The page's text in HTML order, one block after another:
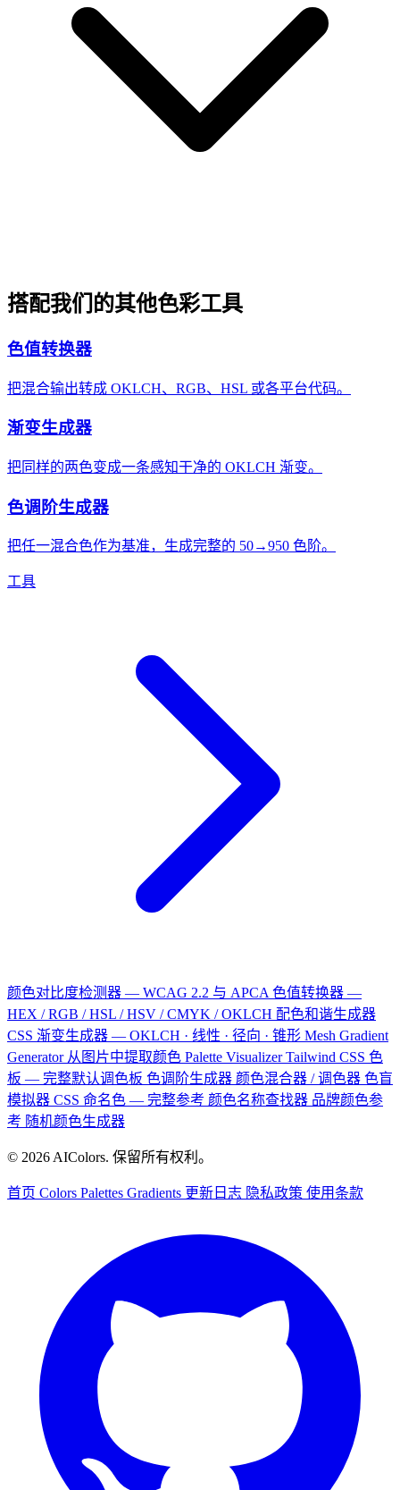
搭配我们的其他色彩工具
色值转换器
把混合输出转成 OKLCH、RGB、HSL 或各平台代码。
渐变生成器
把同样的两色变成一条感知干净的 OKLCH 渐变。
色调阶生成器
把任一混合色作为基准，生成完整的 50→950 色阶。
工具
颜色对比度检测器 — WCAG 2.2 与 APCA色值转换器 —
HEX / RGB / HSL / HSV / CMYK / OKLCH 配色和谐生成器
CSS 渐变生成器 — OKLCH · 线性 · 径向 · 锥形 Mesh Gradient
Generator 从图片中提取颜色 Palette VisualizerTailwind CSS 色
板 — 完整默认调色板 色调阶生成器 颜色混合器 / 调色器 色盲
模拟器 CSS 命名色 — 完整参考 颜色名称查找器 品牌颜色参
考 随机颜色生成器
© 2026 AIColors. 保留所有权利。
首页 Colors Palettes Gradients 更新日志 隐私政策 使用条款